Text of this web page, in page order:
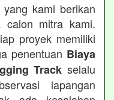
kami berikan
calon mitra kami.
proyek memiliki
penentuan Biaya
Track selalu
lapangan